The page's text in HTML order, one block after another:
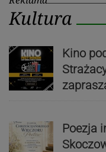
Kultura
Kino
Poezja